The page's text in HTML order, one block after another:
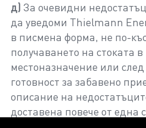
д) За очевидни
да уведоми Thielmann
в писмена форма, не по-
получаването на стоката
местоназначение или
готовност за забавено
описание на
доставена повече от една